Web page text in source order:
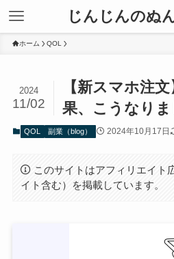
じんじんのぬ
ホーム QOL
【新スマホ注
果、こうなりま
2024
11/02
QOL 副業（blog） 2024年10月17日
このサイトはアフィリエイト
イト含む）を掲載しています。